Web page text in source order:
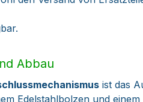
Abbau
ist das
Edelstahlbolzen und